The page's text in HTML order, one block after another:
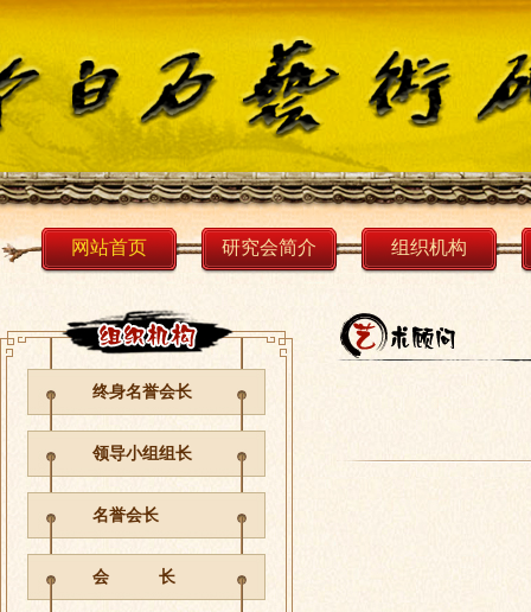
网站首页 研究会简介 组织机构
终身名誉会长
领导小组组长
名誉会长
会 长